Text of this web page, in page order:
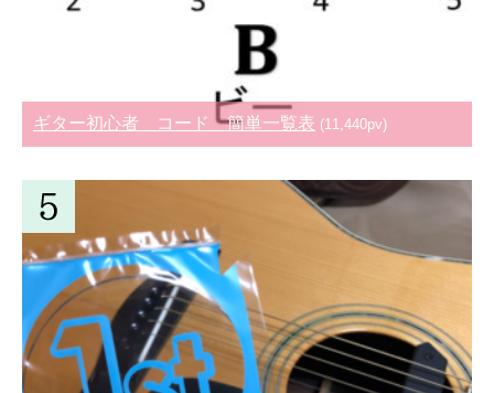
ギター初心者 コード 簡単一覧表 (11,440pv)